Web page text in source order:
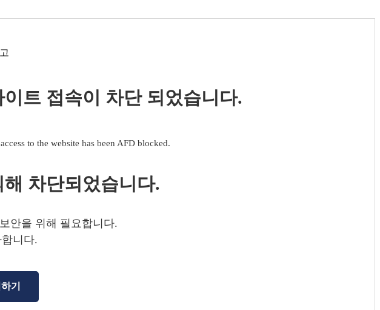
트 접속이 차단 되었습니다.
to the website has been AFD blocked.
차단되었습니다.
안을 위해 필요합니다.
니다.
기